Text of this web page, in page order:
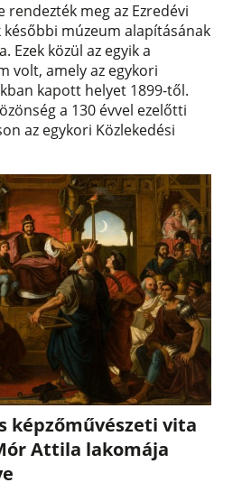
rendezték meg az Ezredévi
múzeum alapításának
Ezek közül az egyik a
volt, amely az egykori
kapott helyet 1899-től.
a 130 évvel ezelőtti
az egykori Közlekedési
képzőművészeti vita
Attila lakomája